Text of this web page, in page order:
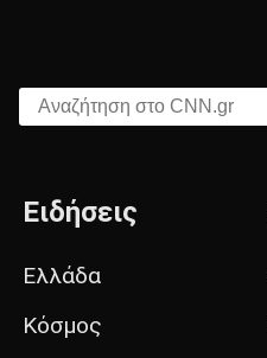
Αναζήτηση στο CNN.gr
Ειδήσεις
Ελλάδα
Κόσμος